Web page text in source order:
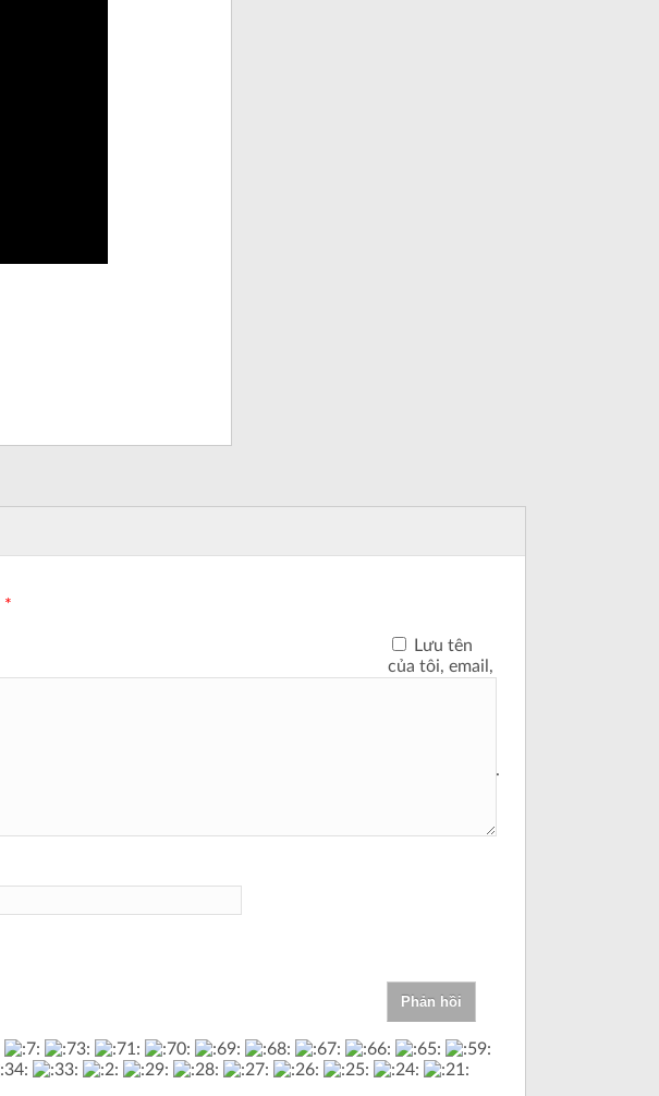
*
Lưu tên
của tôi, email,
kế tiếp của tôi.